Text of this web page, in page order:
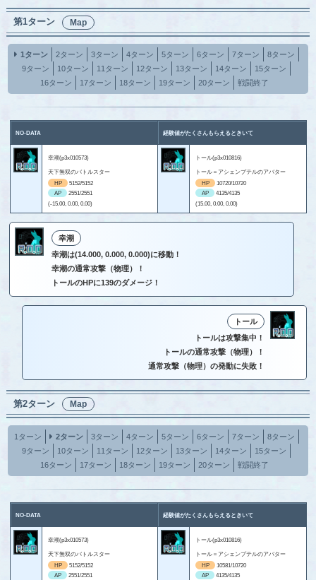
第1ターン Map
1ターン 2ターン 3ターン 4ターン 5ターン 6ターン 7ターン
8ターン
9ターン
10ターン 11ターン 12ターン 13ターン 14ターン
15ターン
16ターン
17ターン 18ターン 19ターン 20ターン 戦闘終了
NO-DATA 経験値がたくさんもらえるときいて
幸潮(p3x010573)
天下無双のバトルスター
HP
5152/5152
AP
2551/2551
(-15.00, 0.00, 0.00)
トール(p3x010816)
トール＝アシェンプテルのアバター
HP
10720/10720
AP
4135/4135
(15.00, 0.00, 0.00)
幸潮
幸潮は(14.000, 0.000, 0.000)に移動！
幸潮の通常攻撃（物理）！
トールのHPに139のダメージ！
トール
トールは攻撃集中！
トールの通常攻撃（物理）！
通常攻撃（物理）の発動に失敗！
第2ターン Map
1ターン 2ターン 3ターン 4ターン 5ターン 6ターン 7ターン
8ターン
9ターン
10ターン 11ターン 12ターン 13ターン 14ターン
15ターン
16ターン
17ターン 18ターン 19ターン 20ターン 戦闘終了
NO-DATA 経験値がたくさんもらえるときいて
幸潮(p3x010573)
天下無双のバトルスター
HP
5152/5152
AP
2551/2551
トール(p3x010816)
トール＝アシェンプテルのアバター
HP
10581/10720
AP
4135/4135